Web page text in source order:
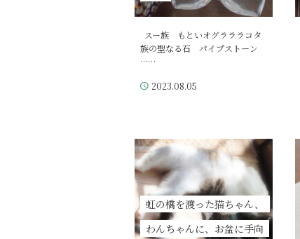
スー族 もといオグラララコタ
族の聖なる石 パイプストーン
……
2023.08.05
虹の橋を渡った猫ちゃん、
わんちゃんに、お盆に手向